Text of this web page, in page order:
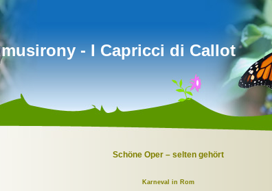
musirony - I Capricci di Callot
Schöne Oper – selten gehört
Karneval in Rom